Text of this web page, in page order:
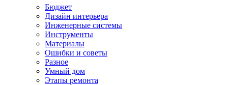
Бюджет
Дизайн интерьера
Инженерные системы
Инструменты
Материалы
Ошибки и советы
Разное
Умный дом
Этапы ремонта